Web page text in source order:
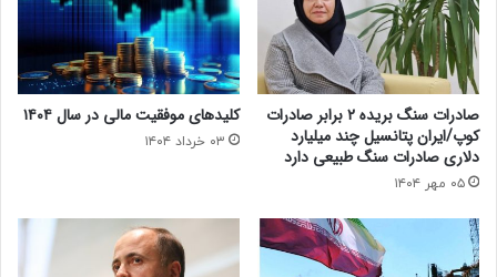
صادرات سنگ بریده ۲ برابر صادرات
کوپ/ایران پتانسیل چند میلیارد
دلاری صادرات سنگ طبیعی دارد
۰۵ مهر ۱۴۰۴
کلیدهای موفقیت مالی در سال ۱۴۰۴
۰۳ خرداد ۱۴۰۴